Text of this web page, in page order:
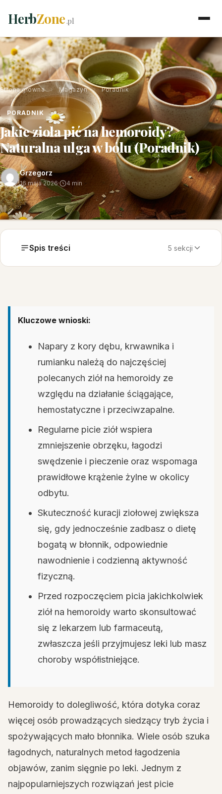
HerbZone.pl
Strona główna › Magazyn › Poradnik
PORADNIK
Jakie zioła pić na hemoroidy?
Naturalna ulga w bólu (Poradnik)
Grzegorz
16 maja 2026· 4 min
Spis treści 5 sekcji
Kluczowe wnioski:
Napary z kory dębu, krwawnika i
rumianku należą do najczęściej
polecanych ziół na hemoroidy ze
względu na działanie ściągające,
hemostatyczne i przeciwzapalne.
Regularne picie ziół wspiera
zmniejszenie obrzęku, łagodzi
swędzenie i pieczenie oraz wspomaga
prawidłowe krążenie żylne w okolicy
odbytu.
Skuteczność kuracji ziołowej zwiększa
się, gdy jednocześnie zadbasz o dietę
bogatą w błonnik, odpowiednie
nawodnienie i codzienną aktywność
fizyczną.
Przed rozpoczęciem picia jakichkolwiek
ziół na hemoroidy warto skonsultować
się z lekarzem lub farmaceutą,
zwłaszcza jeśli przyjmujesz leki lub masz
choroby współistniejące.
Hemoroidy to dolegliwość, która dotyka coraz
więcej osób prowadzących siedzący tryb życia i
spożywających mało błonnika. Wiele osób szuka
łagodnych, naturalnych metod łagodzenia
objawów, zanim sięgnie po leki. Jednym z
najpopularniejszych rozwiązań jest picie